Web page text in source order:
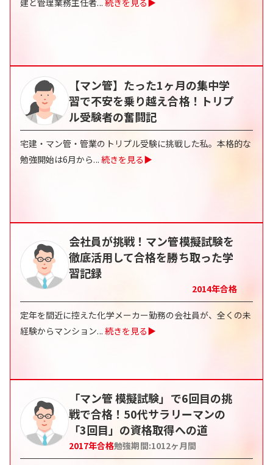
建と管理業務主任者... 続きを見る▶
【マン管】たった1ヶ月の集中学
習で不安を乗り越え合格！トリプ
ル受験者の奮闘記
宅建・マン管・管業のトリプル受験に挑戦した私。本格的な
勉強開始は6月から... 続きを見る▶
会社員が挑戦！マン管模擬試験を
徹底活用して合格を勝ち取った学
習記録
2014年合格
定年を間近に控えた化学メーカー勤務の会社員が、全くの未
経験からマンション... 続きを見る▶
「マン管 模擬試験」で6回目の挑
戦で合格！50代サラリーマンの
「3回目」の資格取得への道
2017年合格勉強期間:1012ヶ月間